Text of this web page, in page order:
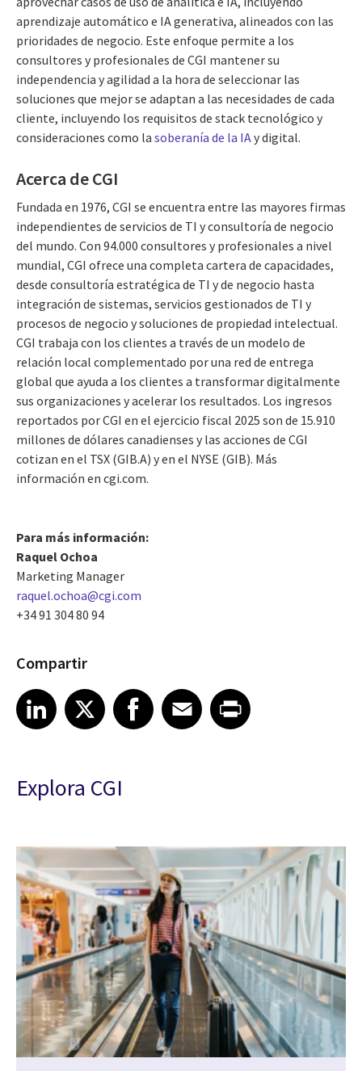
aprendizaje automático e IA generativa, alineados con las
prioridades de negocio. Este enfoque permite a los
consultores y profesionales de CGI mantener su
independencia y agilidad a la hora de seleccionar las
soluciones que mejor se adaptan a las necesidades de cada
cliente, incluyendo los requisitos de stack tecnológico y
consideraciones como la soberanía de la IAy digital.
Acerca de CGI
Fundada en 1976, CGI se encuentra entre las mayores firmas
independientes de servicios de TI y consultoría de negocio
del mundo. Con 94.000 consultores y profesionales a nivel
mundial, CGI ofrece una completa cartera de capacidades,
desde consultoría estratégica de TI y de negocio hasta
integración de sistemas, servicios gestionados de TI y
procesos de negocio y soluciones de propiedad intelectual.
CGI trabaja con los clientes a través de un modelo de
relación local complementado por una red de entrega
global que ayuda a los clientes a transformar digitalmente
sus organizaciones y acelerar los resultados. Los ingresos
reportados por CGI en el ejercicio fiscal 2025 son de 15.910
millones de dólares canadienses y las acciones de CGI
cotizan en el TSX (GIB.A) y en el NYSE (GIB). Más
información en cgi.com.
Para más información:
Raquel Ochoa
Marketing Manager
raquel.ochoa@cgi.com
+34 91 304 80 94
Compartir
Share article on LinkedIn
LinkedIn
Share article on XShare article on Facebook
Facebook
Share article on Email
EmailShare article on Print
Explora CGI